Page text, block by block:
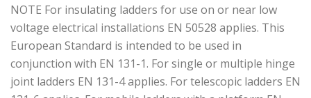
NOTE For insulating ladders for use on or near low
voltage electrical installations EN 50528 applies. This
European Standard is intended to be used in
conjunction with EN 131-1. For single or multiple hinge
joint ladders EN 131-4 applies. For telescopic ladders EN